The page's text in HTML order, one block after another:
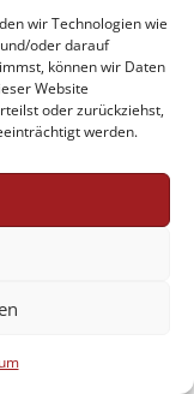
wir Technologien wie
oder darauf
können wir Daten
Website
oder zurückziehst,
werden.